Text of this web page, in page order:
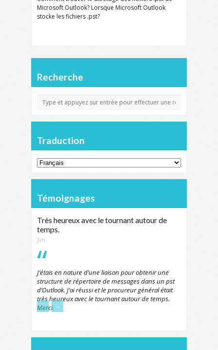
Microsoft Outlook? Lorsque Microsoft Outlook
stocke les fichiers .pst?
Recherche
Traduction
Témoignages
Très heureux avec le tournant autour de
temps.
Jim
J’étais en nature d’une liaison pour obtenir une
structure de répertoire de messages dans un pst
d’Outlook. J’ai réussi et le procureur général était
très heureux avec le tournant autour de temps.
Merci.
← →